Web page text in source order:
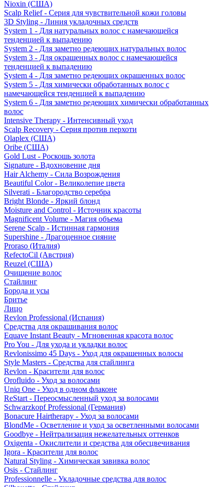
Nioxin (США)
Scalp Relief - Серия для чувствительной кожи головы
3D Styling - Линия укладочных средств
System 1 - Для натуральных волос с намечающейся
тенденцией к выпадению
System 2 - Для заметно редеющих натуральных волос
System 3 - Для окрашенных волос с намечающейся
тенденцией к выпадению
System 4 - Для заметно редеющих окрашенных волос
System 5 - Для химически обработанных волос с
намечающейся тенденцией к выпадению
System 6 - Для заметно редеющих химически обработанных
волос
Intensive Therapy - Интенсивный уход
Scalp Recovery - Серия против перхоти
Olaplex (США)
Oribe (США)
Gold Lust - Роскошь золота
Signature - Вдохновение дня
Hair Alchemy - Сила Возрождения
Beautiful Color - Великолепие цвета
Silverati - Благородство серебра
Bright Blonde - Яркий блонд
Moisture and Control - Источник красоты
Magnificent Volume - Магия объема
Serene Scalp - Истинная гармония
Supershine - Драгоценное сияние
Proraso (Италия)
RefectoCil (Австрия)
Reuzel (США)
Очищение волос
Стайлинг
Борода и усы
Бритье
Лицо
Revlon Professional (Испания)
Средства для окрашивания волос
Equave Instant Beauty - Мгновенная красота волос
Pro You - Для ухода и укладки волос
Revlonissimo 45 Days - Уход для окрашенных волосы
Style Masters - Средства для стайлинга
Revlon - Красители для волос
Orofluido - Уход за волосами
Uniq One - Уход в одном флаконе
ReStart - Переосмысленный уход за волосами
Schwarzkopf Professional (Германия)
Bonacure Hairtherapy - Уход за волосами
BlondMe - Осветление и уход за осветленными волосами
Goodbye - Нейтрализация нежелательных оттенков
Oxigenta - Окислители и средства для обесцвечивания
Igora - Красители для волос
Natural Styling - Химическая завивка волос
Osis - Стайлинг
Professionnelle - Укладочные средства для волос